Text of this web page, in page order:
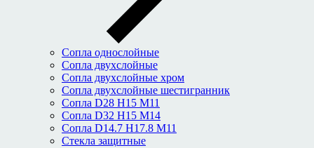
Сопла однослойные
Сопла двухслойные
Сопла двухслойные хром
Сопла двухслойные шестигранник
Сопла D28 H15 M11
Сопла D32 H15 M14
Сопла D14.7 H17.8 M11
Стекла защитные